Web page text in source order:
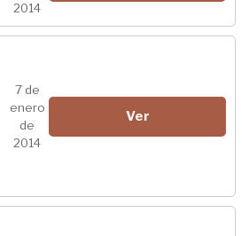
2014
7 de
enero
de
2014
Ver